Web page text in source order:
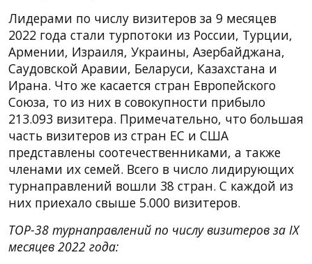
Лидерами по числу визитеров за 9 месяцев
2022 года стали турпотоки из России, Турции,
Армении, Израиля, Украины, Азербайджана,
Саудовской Аравии, Беларуси, Казахстана и
Ирана. Что же касается стран Европейского
Союза, то из них в совокупности прибыло
213.093 визитера. Примечательно, что большая
часть визитеров из стран ЕС и США
представлены соотечественниками, а также
членами их семей. Всего в число лидирующих
турнаправлений вошли 38 стран. С каждой из
них приехало свыше 5.000 визитеров.
TOP-38 турнаправлений по числу визитеров за IХ
месяцев 2022 года: